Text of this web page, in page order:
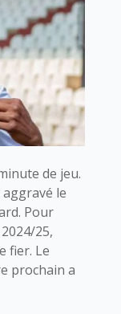
de jeu.
le
Pour
25,
fier. Le
prochain a